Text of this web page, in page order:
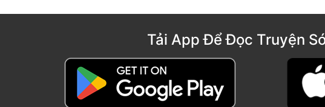
Tải App Để Đọc Truyện